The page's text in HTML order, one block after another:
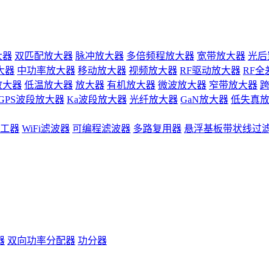
器 双匹配放大器 脉冲放大器 多倍频程放大器 宽带放大器 光
器 中功率放大器 移动放大器 视频放大器 RF驱动放大器 RF全
大器 低温放大器 放大器 有机放大器 微波放大器 窄带放大器
波段放大器 Ka波段放大器 光纤放大器 GaN放大器 低失真
器 WiFi滤波器 可编程滤波器 多路复用器 悬浮基板带状线过
双向功率分配器 功分器